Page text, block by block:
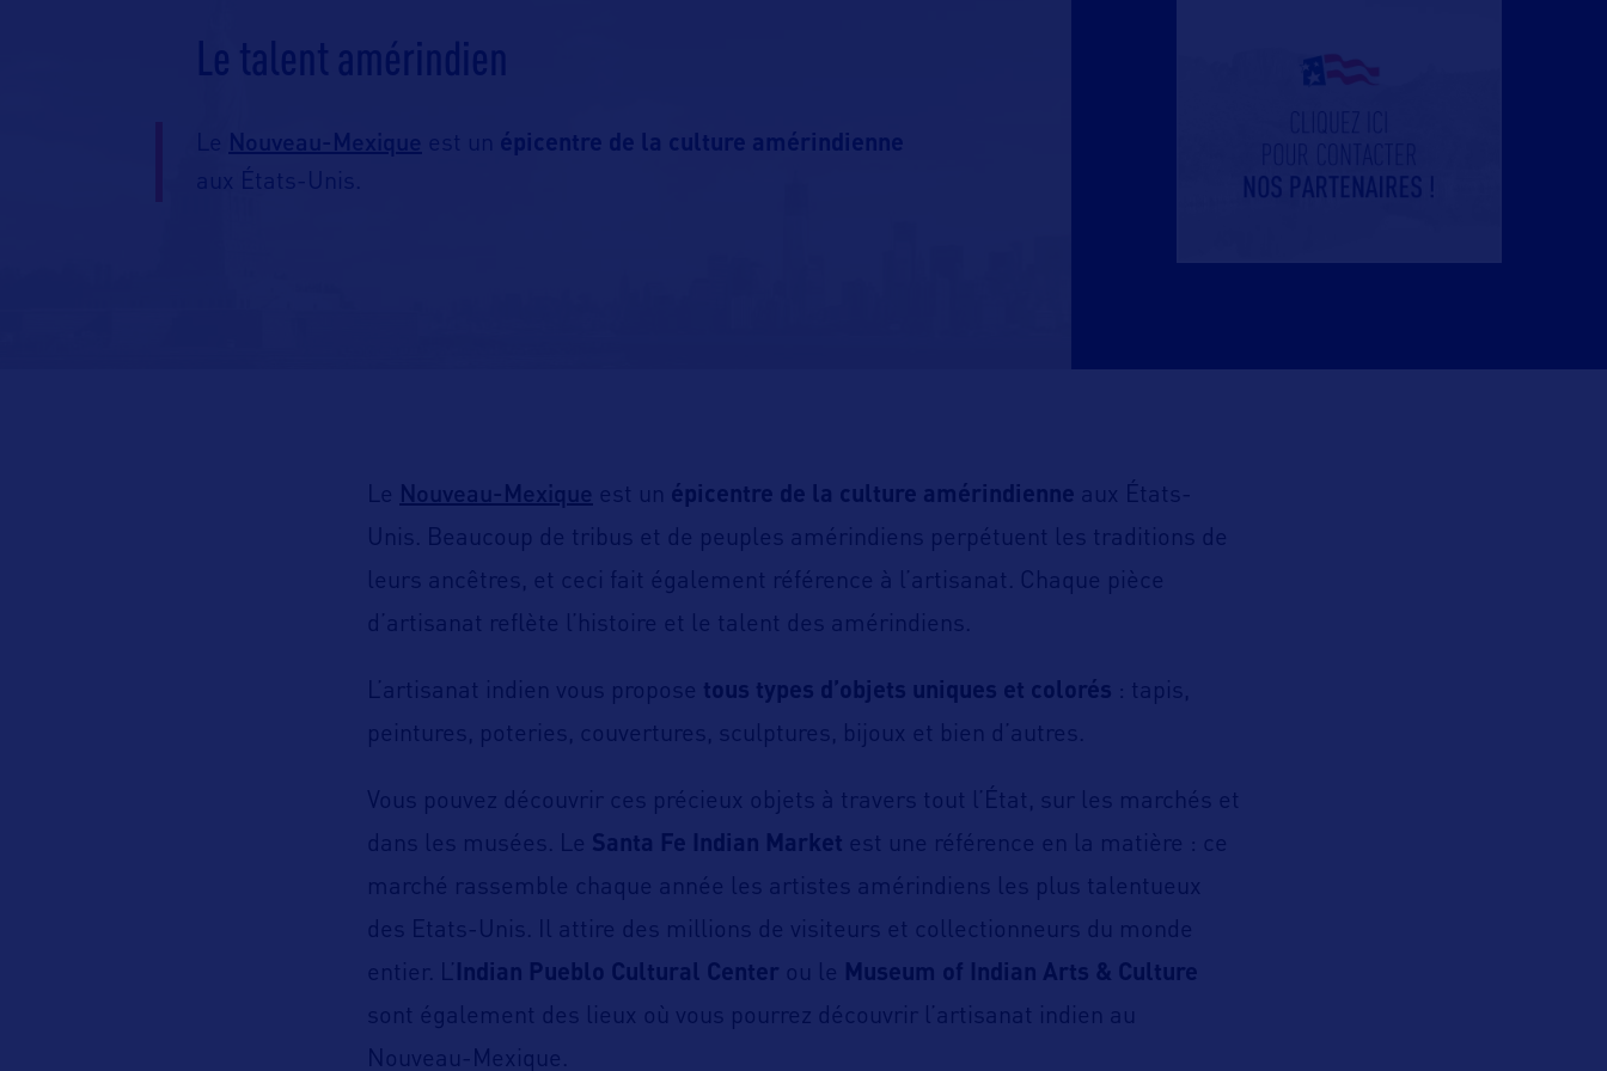
Le talent amérindien
Le Nouveau-Mexique est un
épicentre de la culture amérindienne
aux États-Unis.
Le Nouveau-Mexique est un épicentre de la culture amérindienne aux États-
Unis. Beaucoup de tribus et de peuples amérindiens perpétuent les traditions de
leurs ancêtres, et ceci fait également référence à l’artisanat. Chaque pièce
d’artisanat reflète l’histoire et le talent des amérindiens.
L’artisanat indien vous propose tous types d’objets uniques et colorés : tapis,
peintures, poteries, couvertures, sculptures, bijoux et bien d’autres.
Vous pouvez découvrir ces précieux objets à travers tout l’État, sur les marchés et
dans les musées. Le Santa Fe Indian Market est une référence en la matière : ce
marché rassemble chaque année les artistes amérindiens les plus talentueux
des Etats-Unis. Il attire des millions de visiteurs et collectionneurs du monde
entier. L’ Indian Pueblo Cultural Center ou le Museum of Indian Arts & Culture
sont également des lieux où vous pourrez découvrir l’artisanat indien au
Nouveau-Mexique.